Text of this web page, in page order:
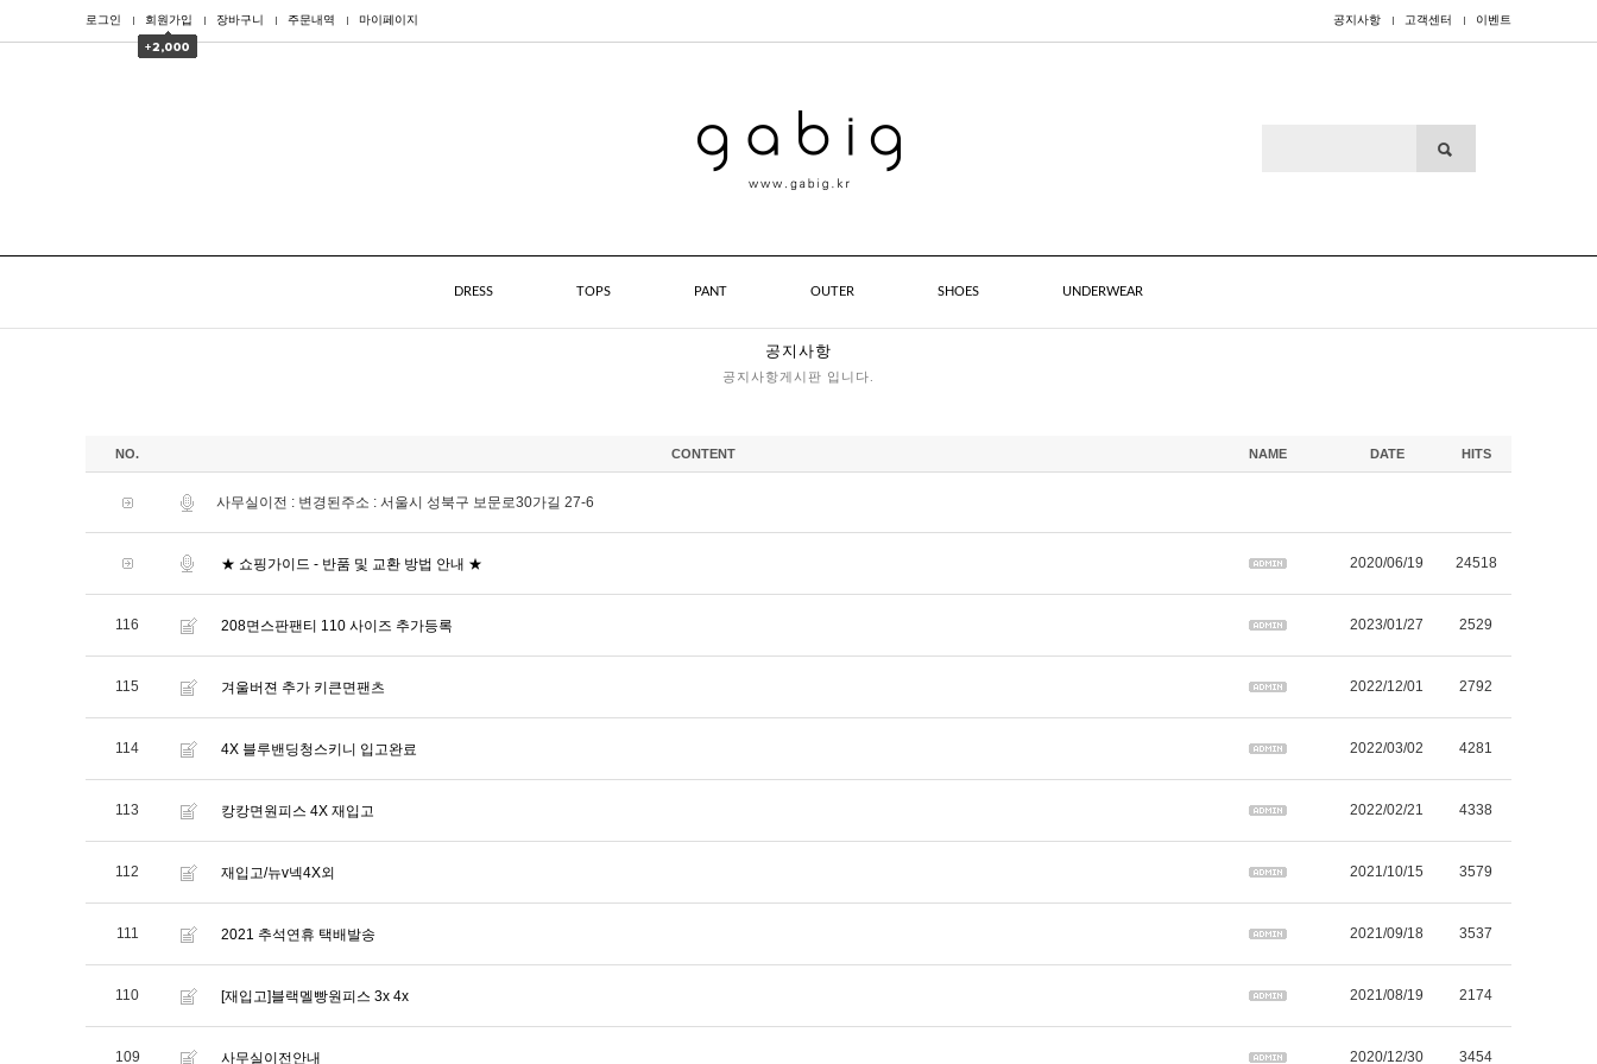
로그인 회원가입 장바구니 주문내역 마이페이지 공지사항 고객센터 이벤트
DRESS TOPS PANT OUTER SHOES UNDERWEAR
공지사항
공지사항게시판 입니다.
NO. CONTENT NAME DATE HITS
사무실이전 : 변경된주소 : 서울시 성북구 보문로30가길 27-6
★ 쇼핑가이드 - 반품 및 교환 방법 안내 ★ 2020/06/19 24518
116 208면스판팬티 110 사이즈 추가등록 2023/01/27 2529
115 겨울버젼 추가 키큰면팬츠 2022/12/01 2792
114 4X 블루밴딩청스키니 입고완료 2022/03/02 4281
113 캉캉면원피스 4X 재입고 2022/02/21 4338
112 재입고/뉴v넥4X외 2021/10/15 3579
111 2021 추석연휴 택배발송 2021/09/18 3537
110 [재입고]블랙멜빵원피스 3x 4x 2021/08/19 2174
109 사무실이전안내 2020/12/30 3454